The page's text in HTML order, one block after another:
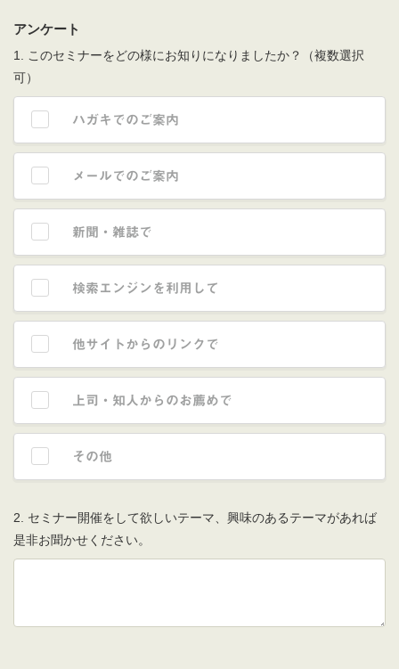
アンケート
1. このセミナーをどの様にお知りになりましたか？（複数選択
可）
ハガキでのご案内
メールでのご案内
新聞・雑誌で
検索エンジンを利用して
他サイトからのリンクで
上司・知人からのお薦めで
その他
2. セミナー開催をして欲しいテーマ、興味のあるテーマがあれば
是非お聞かせください。